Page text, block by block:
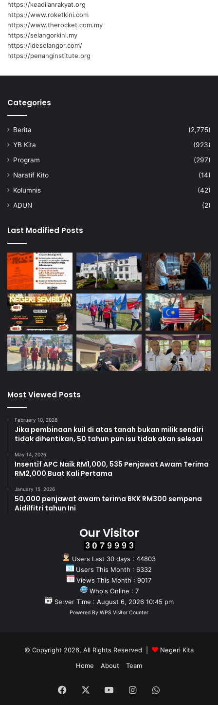
https://keadilanrakyat.org
https://www.roketkini.com
https://www.therocket.com.my
https://selangorkini.my
https://ideselangor.com/
https://penanginstitute.org
Categories
Berita
(2,775)
YB Kita
(923)
Program
(297)
Naratif Kito
(14)
Kolumnis
(42)
ADUN
(2)
Last Modified Posts
Most Viewed Posts
February 10, 2026
Jika pembinaan kuil di atas tanah bukan milik sendiri
tidak dihentikan, 50 tahun pun isu tidak akan selesai
May 14, 2026
Insentif APC Naik RM1,000, 535 Penjawat Awam Terima
RM2,000 Buat Kali Pertama
January 15, 2026
50,000 penjawat awam terima BKK RM300 sempena
Aidilfitri tahun Ini
Our Visitor
Users Last 30 days : 44803
Users This Month : 6332
Views This Month : 9017
Who's Online : 7
Server Time : August 6, 2026 10:45 pm
Powered By WPS Visitor Counter
© Copyright 2026, All Rights Reserved |
Negeri Kita
Home
About Team
Facebook YouTubeInstagramWhatsApp